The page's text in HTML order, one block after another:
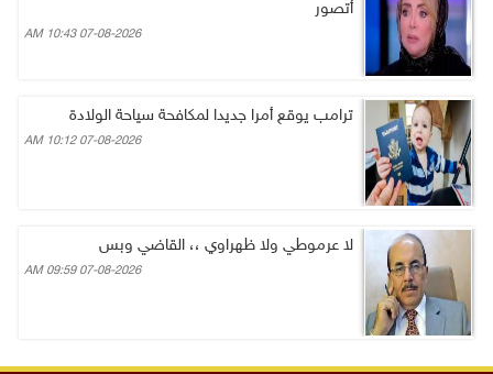
أتصور
07-08-2026 10:43 AM
ترامب يوقع أمرا جديدا لمكافحة سياحة الولادة
07-08-2026 10:12 AM
لا عرموطي ولا ظهراوي ،، القاضي وبس
07-08-2026 09:59 AM